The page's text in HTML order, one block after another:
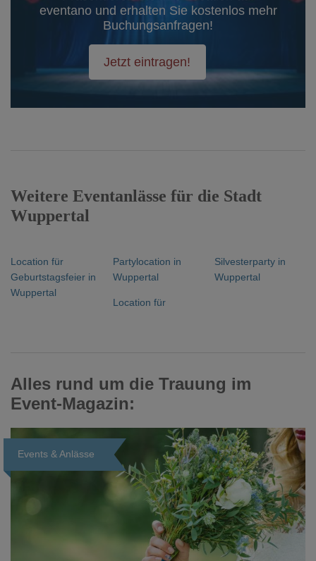
eventano und erhalten Sie kostenlos mehr
Buchungsanfragen!
Jetzt eintragen!
Weitere Eventanlässe für die Stadt
Wuppertal
Location für
Geburtstagsfeier in
Wuppertal
Partylocation in
Wuppertal
Location für
Silvesterparty in
Wuppertal
Alles rund um die Trauung im
Event-Magazin:
Events & Anlässe
Loading...